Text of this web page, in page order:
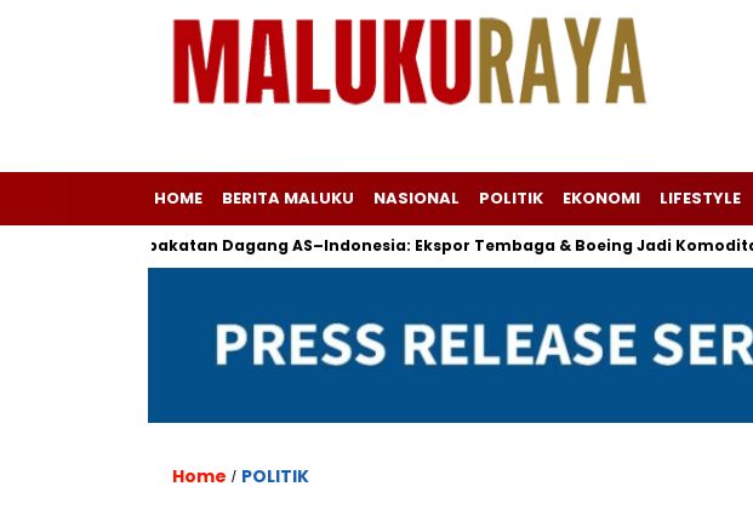
HOME BERITA MALUKU NASIONAL POLITIK EKONOMI LIFESTYLE
Kesepakatan Dagang AS–Indonesia: Ekspor Tembaga & Boeing Jadi Komoditas Utama
Home / POLITIK